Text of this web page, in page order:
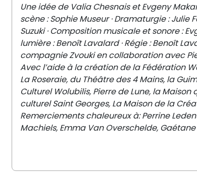
Une idée de Valia Chesnais et Evgeny
scène : Sophie Museur · Dramaturgie :
Suzuki · Composition musicale et sonore :
lumière : Benoît Lavalard · Régie : Benoît
compagnie Zvouki en collaboration avec
Avec l’aide à la création de la Fédération
La Roseraie, du Théâtre des 4 Mains, la
Culturel Wolubilis, Pierre de Lune, la
culturel Saint Georges, La Maison de la
Remerciements chaleureux à: Perrine
Machiels, Emma Van Overschelde,